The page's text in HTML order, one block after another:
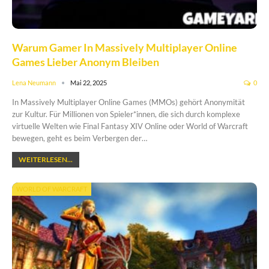
Warum Gamer In Massively Multiplayer Online
Games Lieber Anonym Bleiben
Lena Neumann Mai 22, 2025 0
In Massively Multiplayer Online Games (MMOs) gehört Anonymität
zur Kultur. Für Millionen von Spieler*innen, die sich durch komplexe
virtuelle Welten wie Final Fantasy XIV Online oder World of Warcraft
bewegen, geht es beim Verbergen der…
WEITERLESEN...
WORLD OF WARCRAFT